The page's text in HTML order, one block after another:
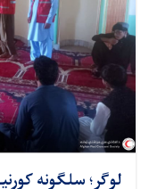
لوګر؛ سلګونه